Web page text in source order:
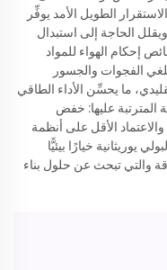
الطويل الأمد يوفِّر
الحاجة إلى استبدال
إحكام الهواء للمواد
الفجوات والجسور
ما يحسِّن الأداء الطاقي
المترتبة عليها: خفض
والاعتماد الأقل على أنظمة
يوريثانية خيارًا بيئيًّا
والتي تبحث عن حلول بناء